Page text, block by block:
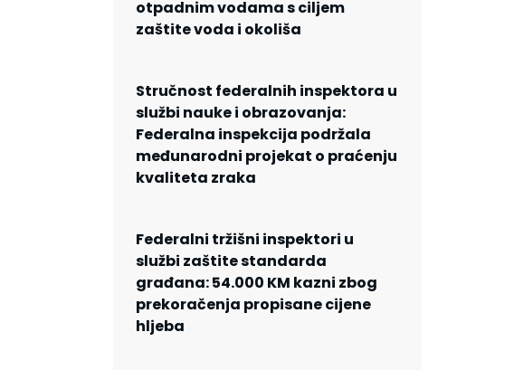
otpadnim vodama s ciljem
zaštite voda i okoliša
Stručnost federalnih inspektora u
službi nauke i obrazovanja:
Federalna inspekcija podržala
međunarodni projekat o praćenju
kvaliteta zraka
Federalni tržišni inspektori u
službi zaštite standarda
građana: 54.000 KM kazni zbog
prekoračenja propisane cijene
hljeba